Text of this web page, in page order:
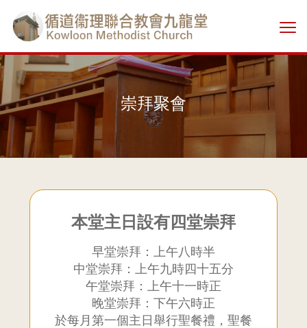
main
content
切
換
選
香
港
基
督
教
循
崇拜聚會
本堂主日設有四堂崇拜
早堂崇拜：上午八時半
中堂崇拜：上午九時四十五分
午堂崇拜：上午十一時正
晚堂崇拜：下午六時正
於每月第一個主日舉行聖餐禮，聖餐